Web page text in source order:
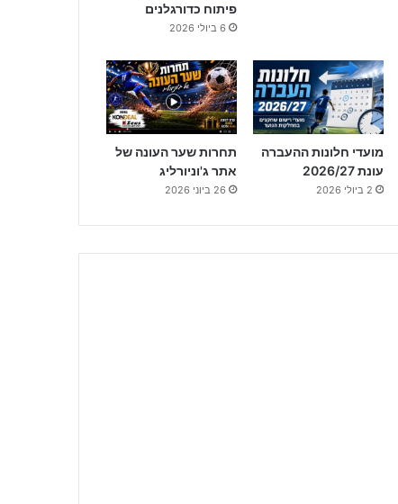
פיתוח כדורגלנים
6 ביולי 2026
מועדי חלונות ההעברה
עונת 2026/27
2 ביולי 2026
תחרות שער העונה של
אתר ג'וניורליג
26 ביוני 2026